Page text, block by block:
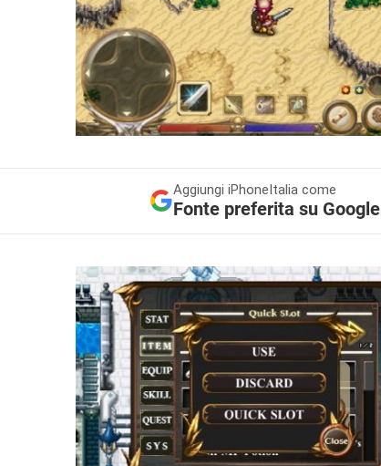
Aggiungi iPhoneItalia come
Fonte preferita su Google